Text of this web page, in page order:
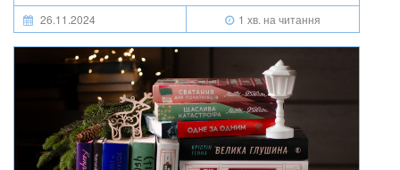
26.11.2024 1 хв. на читання